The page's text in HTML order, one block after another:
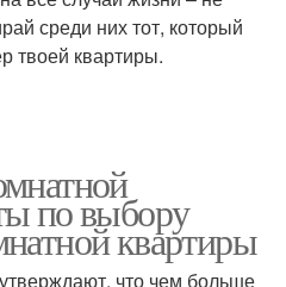
среди них тот, который
твоей квартиры.
по выбору
квартиры
что чем больше